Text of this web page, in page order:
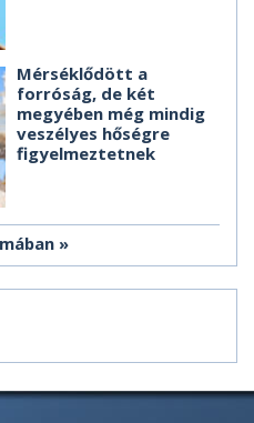
Mérséklődött a
forróság, de két
megyében még mindig
veszélyes hőségre
figyelmeztetnek